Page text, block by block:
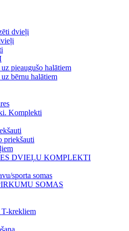
dvieļi
pieaugušo halātiem
bērnu halātiem
Komplekti
priekšauti
DVIEĻU KOMPLEKTI
sporta somas
SOMAS
T-krekliem